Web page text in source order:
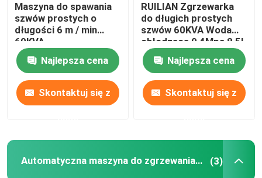
Maszyna do spawania
szwów prostych o
długości 6 m / min
60KVA
Najlepsza cena
Skontaktuj się z
RUILIAN Zgrzewarka
do długich prostych
szwów 60KVA Woda
chłodząca 0,4Mpa 8,5L
/ min
Najlepsza cena
Skontaktuj się z
Automatyczna maszyna do zgrzewania szwów (3)